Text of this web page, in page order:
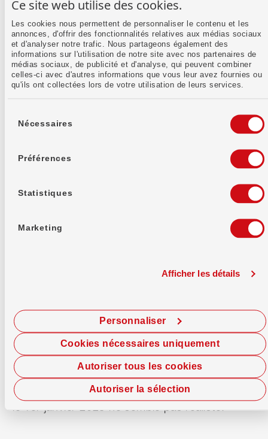
Ce site web utilise des cookies.
Les cookies nous permettent de personnaliser le contenu et les
annonces, d'offrir des fonctionnalités relatives aux médias sociaux
et d'analyser notre trafic. Nous partageons également des
informations sur l'utilisation de notre site avec nos partenaires de
médias sociaux, de publicité et d'analyse, qui peuvent combiner
celles-ci avec d'autres informations que vous leur avez fournies ou
qu'ils ont collectées lors de votre utilisation de leurs services.
Nécessaires
Préférences
Statistiques
Marketing
Afficher les détails
Autoriser tous les cookies
Personnaliser
Autoriser la sélection
Cookies nécessaires uniquement
Tu trouveras ici toutes les
informations importantes
concernant la suppression de
Le 28 septembre 2025, les électeur(trice)s
envergure en matière de politique fiscale: la
réforme de l’imposition de la propriété
jusqu’à présent.
La date d’entrée en vigueur n’est pas encore
fixée et sera déterminée par le Conseil fédéral.
À l’heure actuelle, une entrée en vigueur avant